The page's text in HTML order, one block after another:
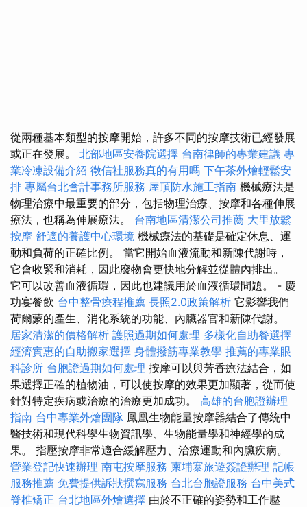
從兩種基本類型的按摩開始，許多不同的按摩技術已經發展
或正在發展。 北部地區安養院選擇 台南律師的專業建議 專
業冷凍設備介紹 徵信社服務真的有用嗎 下午茶外燴輕鬆安
排 專屬台北會計事務所服務 屋頂防水施工指南 機械療法是
物理治療中最重要的部分，包括物理治療、按摩和各種伸展
療法，也稱為伸展療法。 台南地區清潔公司推薦 大里放鬆
按摩 舒適的養護中心環境 機械療法的基礎是確定休息、運
動和負荷的正確比例。 當它開始血液流動和新陳代謝時，
它會收緊和消耗，因此廢物會更快地分解並從體內排出。
它可以改善血液循環，因此也建議用於血液循環問題。 - 慶
功宴餐飲 台中整骨療程推薦 長照2.0政策解析 它影響我們
荷爾蒙的產生、消化系統的功能、內臟器官和新陳代謝。
居家清潔的價格解析 護照過期如何處理 多樣化自助餐選擇
經濟實惠的自助搬家選擇 身體撥筋專業教學 推薦的專業眼
科診所 台胞證過期如何處理 按摩可以與芳香療法結合，如
果選擇正確的植物油，可以使按摩的效果更加顯著，從而使
針對特定疾病或治療的治療更加成功。 高雄的台胞證辦理
指南 台中專業外燴團隊 鳳凰生物能量按摩器結合了傳統中
醫技術和現代科學生物資訊學、生物能量學和神經學的成
果。 指壓按摩非常適合緩解壓力、治療運動和內臟疾病。
營業登記快速辦理 南屯按摩服務 柬埔寨旅遊簽證辦理 記帳
服務推薦 免費提供訴狀撰寫服務 台北台胞證服務 台中美式
脊椎矯正 台北地區外燴選擇 由於不正確的姿勢和工作壓